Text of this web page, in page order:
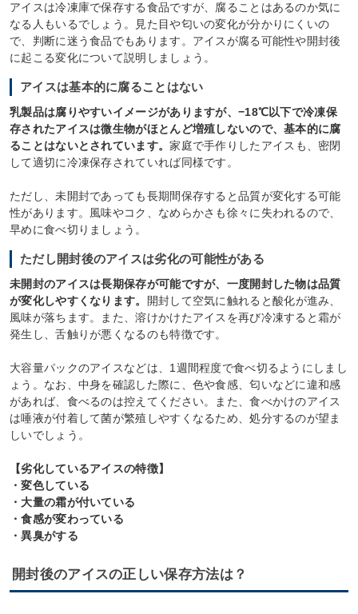
アイスは冷凍庫で保存する食品ですが、腐ることはあるのか気に
なる人もいるでしょう。見た目や匂いの変化が分かりにくいの
で、判断に迷う食品でもあります。アイスが腐る可能性や開封後
に起こる変化について説明しましょう。
アイスは基本的に腐ることはない
乳製品は腐りやすいイメージがありますが、−18℃以下で冷凍保
存されたアイスは微生物がほとんど増殖しないので、基本的に腐
ることはないとされています。家庭で手作りしたアイスも、密閉
して適切に冷凍保存されていれば同様です。
ただし、未開封であっても長期間保存すると品質が変化する可能
性があります。風味やコク、なめらかさも徐々に失われるので、
早めに食べ切りましょう。
ただし開封後のアイスは劣化の可能性がある
未開封のアイスは長期保存が可能ですが、一度開封した物は品質
が変化しやすくなります。
開封して空気に触れると酸化が進み、
風味が落ちます。また、溶けかけたアイスを再び冷凍すると霜が
発生し、舌触りが悪くなるのも特徴です。
大容量パックのアイスなどは、1週間程度で食べ切るようにしまし
ょう。なお、中身を確認した際に、色や食感、匂いなどに違和感
があれば、食べるのは控えてください。また、食べかけのアイス
は唾液が付着して菌が繁殖しやすくなるため、処分するのが望ま
しいでしょう。
【劣化しているアイスの特徴】
・変色している
・大量の霜が付いている
・食感が変わっている
・異臭がする
開封後のアイスの正しい保存方法は？